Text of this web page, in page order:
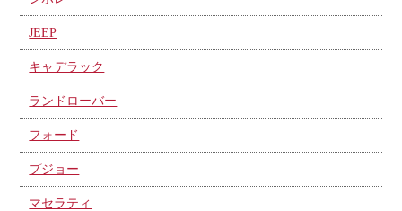
JEEP
キャデラック
ランドローバー
フォード
プジョー
マセラティ